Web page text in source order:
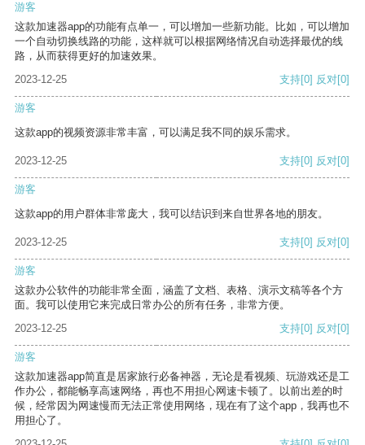
游客
这款加速器app的功能有点单一，可以增加一些新功能。比如，可以增加
一个自动切换线路的功能，这样就可以根据网络情况自动选择最优的线
路，从而获得更好的加速效果。
2023-12-25
支持[0] 反对[0]
游客
这款app的视频资源非常丰富，可以满足我不同的娱乐需求。
2023-12-25 支持[0] 反对[0]
游客
这款app的用户群体非常庞大，我可以结识到来自世界各地的朋友。
2023-12-25 支持[0] 反对[0]
游客
这款办公软件的功能非常全面，涵盖了文档、表格、演示文稿等各个方
面。我可以使用它来完成日常办公的所有任务，非常方便。
2023-12-25
支持[0] 反对[0]
游客
这款加速器app简直是居家旅行必备神器，无论是看视频、玩游戏还是工
作办公，都能畅享高速网络，再也不用担心网速卡顿了。以前出差的时
候，经常因为网速慢而无法正常使用网络，现在有了这个app，我再也不
用担心了。